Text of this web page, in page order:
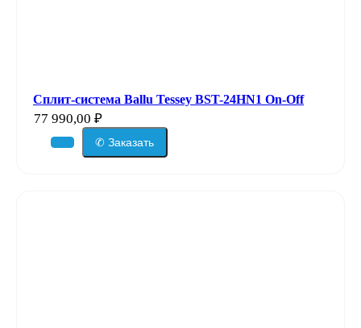
Сплит-система Ballu Tessey BST-24HN1 On-Off
77 990,00 ₽
✆ Заказать